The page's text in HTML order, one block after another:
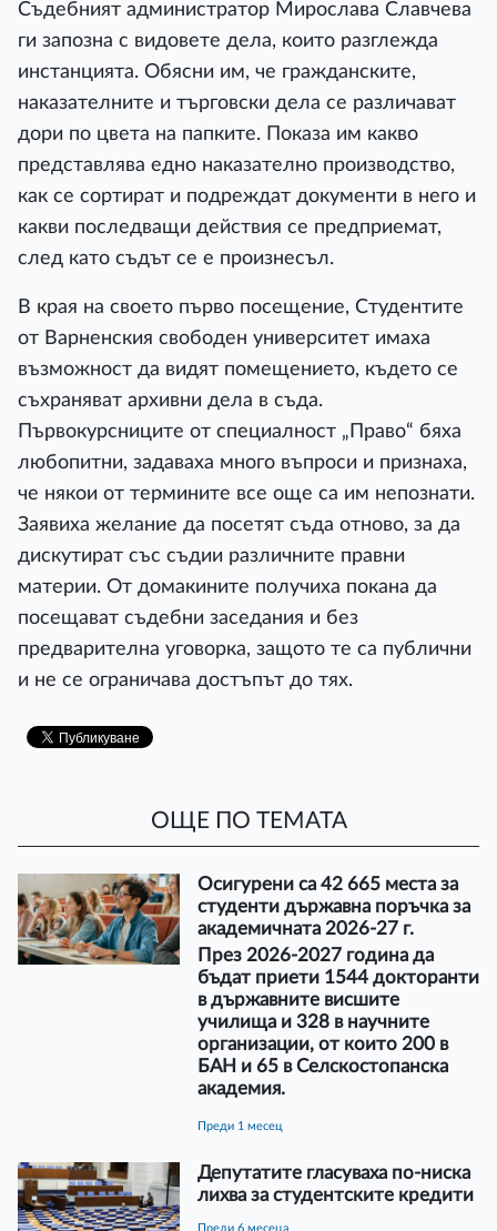
Съдебният администратор Мирослава Славчева
ги запозна с видовете дела, които разглежда
инстанцията. Обясни им, че гражданските,
наказателните и търговски дела се различават
дори по цвета на папките. Показа им какво
представлява едно наказателно производство,
как се сортират и подреждат документи в него и
какви последващи действия се предприемат,
след като съдът се е произнесъл.
В края на своето първо посещение, Студентите
от Варненския свободен университет имаха
възможност да видят помещението, където се
съхраняват архивни дела в съда.
Първокурсниците от специалност „Право“ бяха
любопитни, задаваха много въпроси и признаха,
че някои от термините все още са им непознати.
Заявиха желание да посетят съда отново, за да
дискутират със съдии различните правни
материи. От домакините получиха покана да
посещават съдебни заседания и без
предварителна уговорка, защото те са публични
и не се ограничава достъпът до тях.
ОЩЕ ПО ТЕМАТА
Осигурени са 42 665 места за
студенти държавна поръчка за
академичната 2026-27 г.
През 2026-2027 година да
бъдат приети 1544 докторанти
в държавните висшите
училища и 328 в научните
организации, от които 200 в
БАН и 65 в Селскостопанска
академия.
преди 1 месец
Депутатите гласуваха по-ниска
лихва за студентските кредити
преди 6 месеца